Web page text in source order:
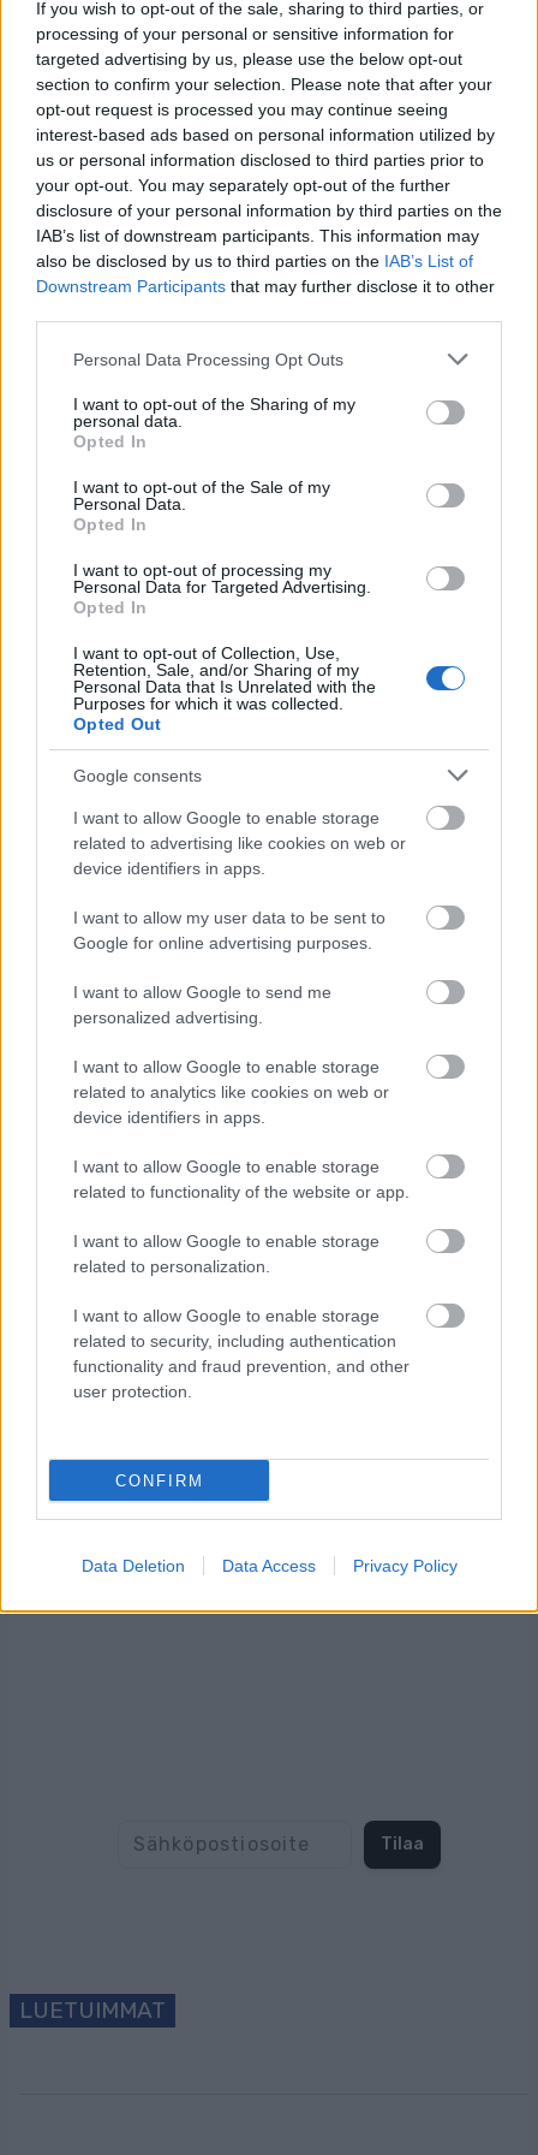
If you wish to opt-out of the sale, sharing to third parties, or
processing of your personal or sensitive information for
targeted advertising by us, please use the below opt-out
section to confirm your selection. Please note that after your
opt-out request is processed you may continue seeing
interest-based ads based on personal information utilized by
us or personal information disclosed to third parties prior to
your opt-out. You may separately opt-out of the further
disclosure of your personal information by third parties on the
IAB’s list of downstream participants. This information may
also be disclosed by us to third parties on the IAB’s List of
Downstream Participants that may further disclose it to other
Please note that this website/app uses one or more Google
not limited to your visit or usage behaviour. You may click to
grant or deny consent to Google and its third-party tags to
use your data for below specified purposes in below Google
consent section.
Personal Data Processing Opt Outs
I want to opt-out of the Sharing of my
personal data.
Opted In
I want to opt-out of the Sale of my
Personal Data.
Opted In
I want to opt-out of processing my
Personal Data for Targeted Advertising.
Opted In
I want to opt-out of Collection, Use,
Retention, Sale, and/or Sharing of my
Personal Data that Is Unrelated with the
Purposes for which it was collected.
Opted Out
Google consents
I want to allow Google to enable storage
related to advertising like cookies on web or
device identifiers in apps.
I want to allow my user data to be sent to
Google for online advertising purposes.
I want to allow Google to send me
personalized advertising.
I want to allow Google to enable storage
related to analytics like cookies on web or
device identifiers in apps.
I want to allow Google to enable storage
related to functionality of the website or app.
I want to allow Google to enable storage
related to personalization.
I want to allow Google to enable storage
related to security, including authentication
functionality and fraud prevention, and other
user protection.
CONFIRM
Data Deletion Data Access Privacy Policy
pallilla. Pienet marginaalit tulevat
ratkaisemaan järjestyksen. Toivon, että
mahdollisuudet voittaa Tour ovat suuremmat
sellaisella kaudella, jolla ei ole arvokisoja.
Matkalla Tour de Skille Northug jättää
ainakin Düsseldorfin sprintit väliin joulukuun
alussa. Ei ole myöskään varmaa, että hiihtääkö
hän Roglan kilpailussa Sloveniassa viimeisenä
viikonloppuna ennen joulua.
jälkeen. Silloin arvioimme, että kannattaako
Roglaan lähteä, vai onko parempi mennä
kotiin harjoittelemaan, mutta tämä asia
päätetään myöhemmin, sanoi Northug.
Northug harkitsee lisäksi korkealle menoa
ennen tätä odotettua Vasaloppetia, jonne hän
on joka tapauksessa osallistumassa. Mutta
myös tämä päätetään myöhemmin.
Norjassa nousi myös hälyä siitä, että Petter
Northug olisi jättämässä Norjan
mestaruushiihdot väliin. Val Senalesin
lehdisötilaisuudessa Northug vahvisti, että
– Minä aion osallistua Norjan
mestaruuskilpailuihin. Mitään muuta ei ole
ollut suunnitelmissa. Hiihdän 15 km vapaalla
kuin mahdollisesti lähden Marcialongaan,
joka hiihdetään lauantaina (29.1.), kommentoi
Petter Northug noussutta hälyä mahdollisesta
NM-kisojen väliin jättämisestä.
Lähde:Langrenn.com
Tilaa
LUETUIMMAT